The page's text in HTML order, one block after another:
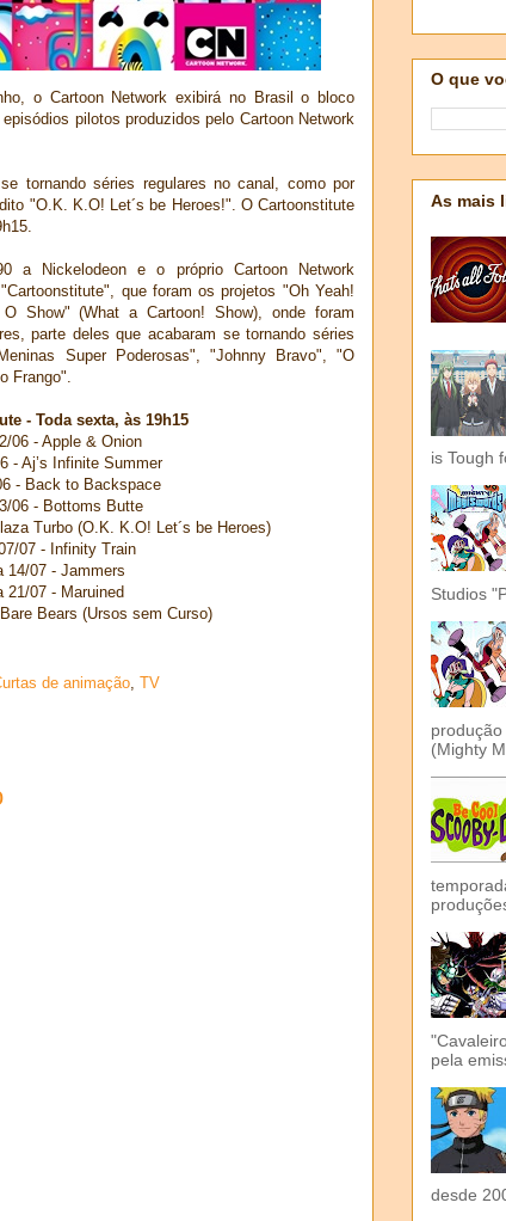
o Cartoon Network exibirá no Brasil o bloco
pilotos produzidos pelo Cartoon Network
tornando séries regulares no canal, como por
"O.K. K.O! Let´s be Heroes!". O Cartoonstitute
a Nickelodeon e o próprio Cartoon Network
que foram os projetos "Oh Yeah!
Show" (What a Cartoon! Show), onde foram
parte deles que acabaram se tornando séries
Super Poderosas", "Johnny Bravo", "O
Frango".
- Toda sexta, às 19h15
06 - Apple & Onion
- Aj’s Infinite Summer
- Back to Backspace
06 - Bottoms Butte
Turbo (O.K. K.O! Let´s be Heroes)
07 - Infinity Train
14/07 - Jammers
21/07 - Maruined
Bears (Ursos sem Curso)
de animação, TV
O que
As mais
is Tough
Studios
(Mighty
pela
desde